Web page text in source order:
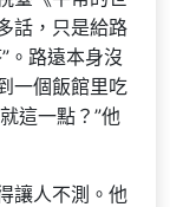
話，只是給路
。路遠本身沒
一個飯館里吃
這一點？”他
讓人不測。他